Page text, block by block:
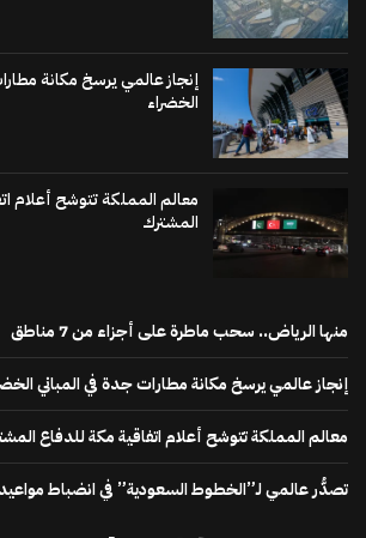
إنجاز عالمي يرسخ مكانة
الخضراء
معالم المملكة تتوشح أعلام
المشترك
منها الرياض.. سحب ماطرة على أجزاء من 7 مناطق
إنجاز عالمي يرسخ مكانة مطارات جدة في المباني
معالم المملكة تتوشح أعلام اتفاقية مكة للدفاع
تصدُّر عالمي لـ”الخطوط السعودية” في انضباط